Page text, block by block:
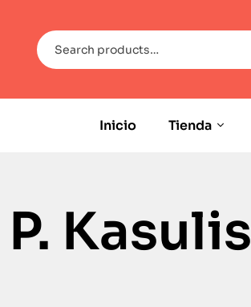
Inicio Tienda
Kasulis